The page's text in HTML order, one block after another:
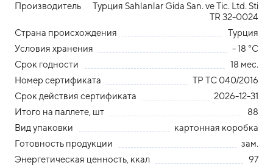
Производитель
Турция Sahlanlar Gida San. ve Tic. Ltd. Sti
TR 32-0024
Страна происхождения
Турция
Условия хранения
- 18 °С
Срок годности
18 мес.
Номер сертификата
ТР ТС 040/2016
Срок действия сертификата
2026-12-31
Итого на паллете, шт
88
Вид упаковки
картонная коробка
Готовность продукции
зам.
Энергетическая ценность, ккал
97